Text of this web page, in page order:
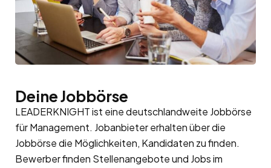
Deine Jobbörse
LEADERKNIGHT ist eine deutschlandweite Jobbörse
für Management. Jobanbieter erhalten über die
Jobbörse die Möglichkeiten, Kandidaten zu finden.
Bewerber finden Stellenangebote und Jobs im